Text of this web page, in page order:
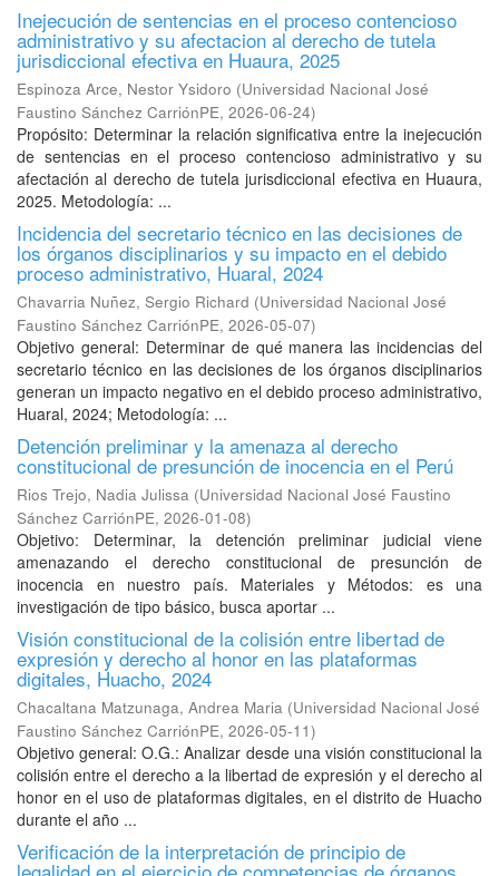
Inejecución de sentencias en el proceso contencioso
administrativo y su afectacion al derecho de tutela
jurisdiccional efectiva en Huaura, 2025
Espinoza Arce, Nestor Ysidoro (Universidad Nacional José
Faustino Sánchez CarriónPE, 2026-06-24)
Propósito: Determinar la relación significativa entre la inejecución
de sentencias en el proceso contencioso administrativo y su
afectación al derecho de tutela jurisdiccional efectiva en Huaura,
2025. Metodología: ...
Incidencia del secretario técnico en las decisiones de
los órganos disciplinarios y su impacto en el debido
proceso administrativo, Huaral, 2024
Chavarria Nuñez, Sergio Richard (Universidad Nacional José
Faustino Sánchez CarriónPE, 2026-05-07)
Objetivo general: Determinar de qué manera las incidencias del
secretario técnico en las decisiones de los órganos disciplinarios
generan un impacto negativo en el debido proceso administrativo,
Huaral, 2024; Metodología: ...
Detención preliminar y la amenaza al derecho
constitucional de presunción de inocencia en el Perú
Rios Trejo, Nadia Julissa (Universidad Nacional José Faustino
Sánchez CarriónPE, 2026-01-08)
Objetivo: Determinar, la detención preliminar judicial viene
amenazando el derecho constitucional de presunción de
inocencia en nuestro país. Materiales y Métodos: es una
investigación de tipo básico, busca aportar ...
Visión constitucional de la colisión entre libertad de
expresión y derecho al honor en las plataformas
digitales, Huacho, 2024
Chacaltana Matzunaga, Andrea Maria (Universidad Nacional José
Faustino Sánchez CarriónPE, 2026-05-11)
Objetivo general: O.G.: Analizar desde una visión constitucional la
colisión entre el derecho a la libertad de expresión y el derecho al
honor en el uso de plataformas digitales, en el distrito de Huacho
durante el año ...
Verificación de la interpretación de principio de